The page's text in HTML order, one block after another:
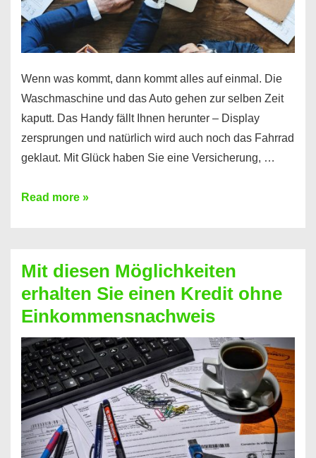
Wenn was kommt, dann kommt alles auf einmal. Die
Waschmaschine und das Auto gehen zur selben Zeit
kaputt. Das Handy fällt Ihnen herunter – Display
zersprungen und natürlich wird auch noch das Fahrrad
geklaut. Mit Glück haben Sie eine Versicherung, …
Ferratum
für
schnelle
Durchstarter
Read more »
Mit diesen Möglichkeiten
erhalten Sie einen Kredit ohne
Einkommensnachweis